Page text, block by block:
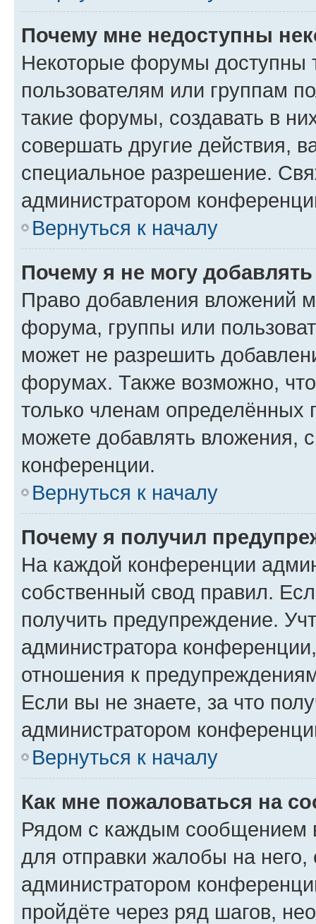
Почему мне недоступны
Некоторые форумы доступны
пользователям или группам
такие форумы, создавать в
совершать другие действия,
специальное разрешение.
администратором
Вернуться к началу
Почему я не могу
Право добавления вложений
форума, группы или
может не разрешить
форумах. Также возможно,
только членам определённых
можете добавлять вложения,
конференции.
Вернуться к началу
Почему я получил
На каждой конференции
собственный свод правил.
получить предупреждение.
администратора
отношения к
Если вы не знаете, за что
администратором
Вернуться к началу
Как мне пожаловаться на
Рядом с каждым сообщением
для отправки жалобы на
администратором
пройдёте через ряд шагов,